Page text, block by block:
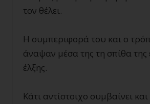
τον θέλει.
Η συμπεριφορά του και ο
άναψαν μέσα της τη σπίθα της
έλξης.
Κάτι αντίστοιχο συμβαίνει